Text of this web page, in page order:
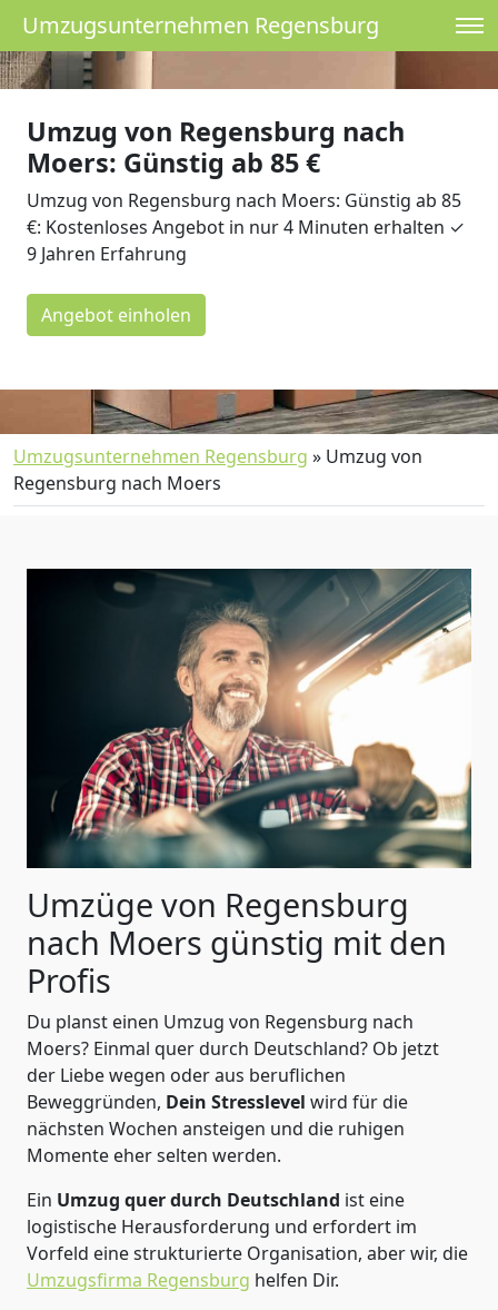
Umzugsunternehmen Regensburg
Umzug von Regensburg nach
Moers: Günstig ab 85 €
Umzug von Regensburg nach Moers: Günstig ab 85
€: Kostenloses Angebot in nur 4 Minuten erhalten ✓
9 Jahren Erfahrung
Angebot einholen
Umzugsunternehmen Regensburg » Umzug von
Regensburg nach Moers
Umzüge von Regensburg
nach Moers günstig mit den
Profis
Du planst einen Umzug von Regensburg nach
Moers? Einmal quer durch Deutschland? Ob jetzt
der Liebe wegen oder aus beruflichen
Beweggründen, Dein Stresslevel wird für die
nächsten Wochen ansteigen und die ruhigen
Momente eher selten werden.
Ein Umzug quer durch Deutschland ist eine
logistische Herausforderung und erfordert im
Vorfeld eine strukturierte Organisation, aber wir, die
Umzugsfirma Regensburg helfen Dir.